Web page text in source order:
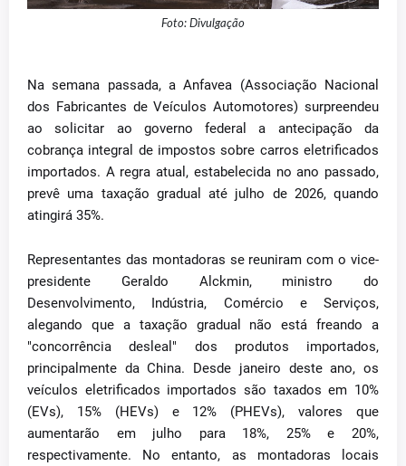
Foto: Divulgação
Na semana passada, a Anfavea (Associação Nacional
dos Fabricantes de Veículos Automotores) surpreendeu
ao solicitar ao governo federal a antecipação da
cobrança integral de impostos sobre carros eletrificados
importados. A regra atual, estabelecida no ano passado,
prevê uma taxação gradual até julho de 2026, quando
atingirá 35%.
Representantes das montadoras se reuniram com o vice-
presidente Geraldo Alckmin, ministro do
Desenvolvimento, Indústria, Comércio e Serviços,
alegando que a taxação gradual não está freando a
"concorrência desleal" dos produtos importados,
principalmente da China. Desde janeiro deste ano, os
veículos eletrificados importados são taxados em 10%
(EVs), 15% (HEVs) e 12% (PHEVs), valores que
aumentarão em julho para 18%, 25% e 20%,
respectivamente. No entanto, as montadoras locais